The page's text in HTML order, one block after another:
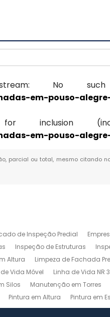
stream:
em-pouso-
inclusion
em-pouso-
parcial ou total, mesmo citando
de Inspeção Predial
Inspeção de Estruturas
Altura Limpeza de Fachada
Vida Móvel Linha de Vida NR
Silos Manutenção em Torres
Pintura em Altura Pintura em
de Limpeza Predial Serviços